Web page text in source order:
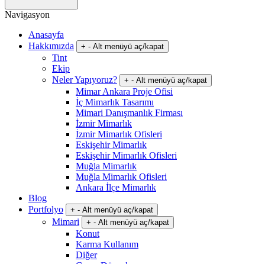
Navigasyon
Anasayfa
Hakkımızda
+ - Alt menüyü aç/kapat
Tint
Ekip
Neler Yapıyoruz?
+ - Alt menüyü aç/kapat
Mimar Ankara Proje Ofisi
İç Mimarlık Tasarımı
Mimari Danışmanlık Firması
İzmir Mimarlık
İzmir Mimarlık Ofisleri
Eskişehir Mimarlık
Eskişehir Mimarlık Ofisleri
Muğla Mimarlık
Muğla Mimarlık Ofisleri
Ankara İlçe Mimarlık
Blog
Portfolyo
+ - Alt menüyü aç/kapat
Mimari + - Alt menüyü aç/kapat
Konut
Karma Kullanım
Diğer